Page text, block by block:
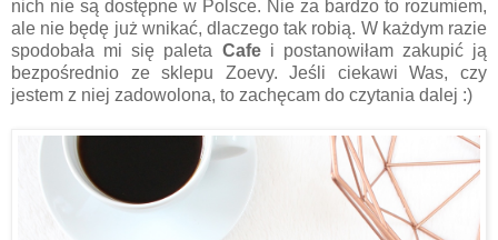
nich nie są dostępne w Polsce. Nie za bardzo to rozumiem,
ale nie będę już wnikać, dlaczego tak robią. W każdym razie
spodobała mi się paleta Cafei postanowiłam zakupić ją
bezpośrednio ze sklepu Zoevy. Jeśli ciekawi Was, czy
jestem z niej zadowolona, to zachęcam do czytania dalej :)